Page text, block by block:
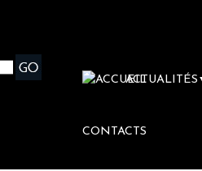
ACTUALITÉS
CONTACTS